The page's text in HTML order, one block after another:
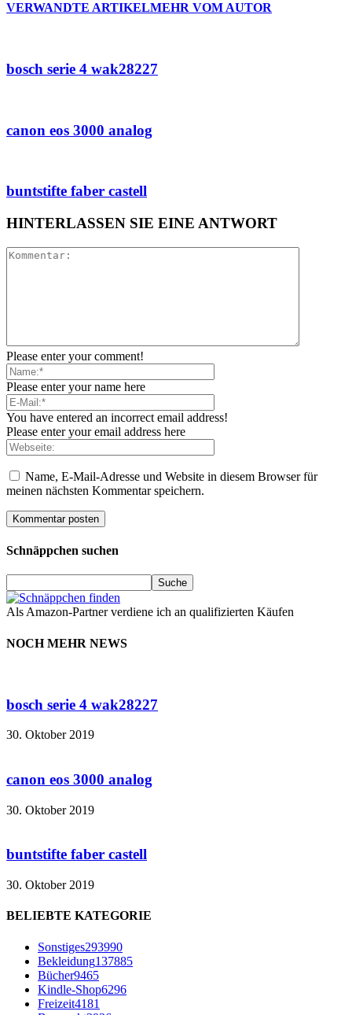
VERWANDTE ARTIKELMEHR VOM AUTOR
bosch serie 4 wak28227
canon eos 3000 analog
buntstifte faber castell
HINTERLASSEN SIE EINE ANTWORT
Please enter your comment!
Please enter your name here
You have entered an incorrect email address!
Please enter your email address here
Name, E-Mail-Adresse und Website in diesem Browser für
meinen nächsten Kommentar speichern.
Schnäppchen suchen
Als Amazon-Partner verdiene ich an qualifizierten Käufen
NOCH MEHR NEWS
bosch serie 4 wak28227
30. Oktober 2019
canon eos 3000 analog
30. Oktober 2019
buntstifte faber castell
30. Oktober 2019
BELIEBTE KATEGORIE
Sonstiges293990
Bekleidung137885
Bücher9465
Kindle-Shop6296
Freizeit4181